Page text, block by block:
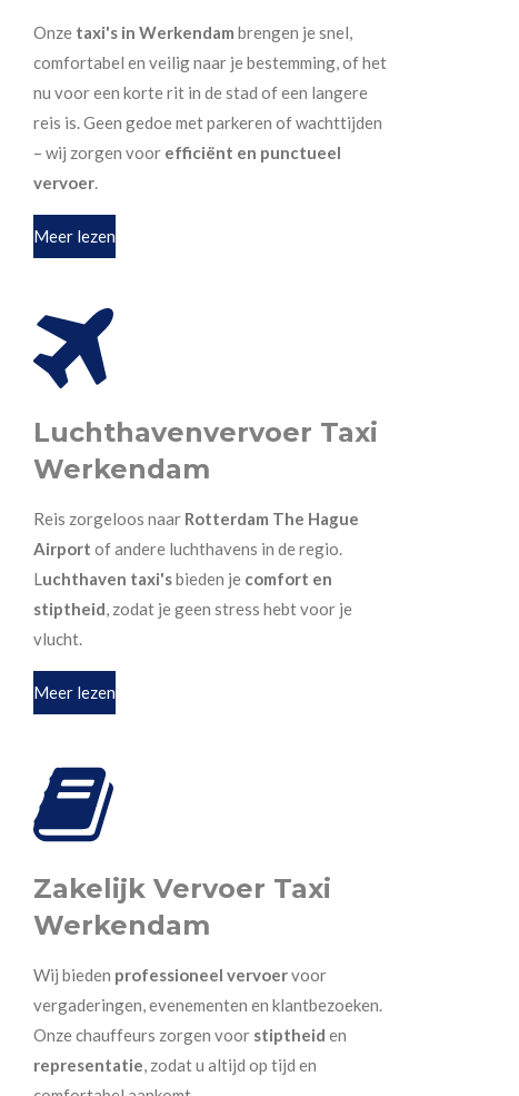
Onze taxi's in Werkendam brengen je snel,
comfortabel en veilig naar je bestemming, of het
nu voor een korte rit in de stad of een langere
reis is. Geen gedoe met parkeren of wachttijden
– wij zorgen voor efficiënt en punctueel
vervoer.
Meer lezen
Luchthavenvervoer Taxi
Werkendam
Reis zorgeloos naar Rotterdam The Hague
Airport of andere luchthavens in de regio.
Luchthaven taxi'sbieden je comfort en
stiptheid, zodat je geen stress hebt voor je
vlucht.
Meer lezen
Zakelijk Vervoer Taxi
Werkendam
Wij bieden professioneel vervoervoor
vergaderingen, evenementen en klantbezoeken.
Onze chauffeurs zorgen voor stiptheid en
representatie , zodat u altijd op tijd en